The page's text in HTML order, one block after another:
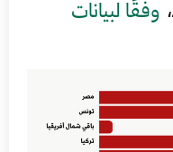
وفقًا لبيانات